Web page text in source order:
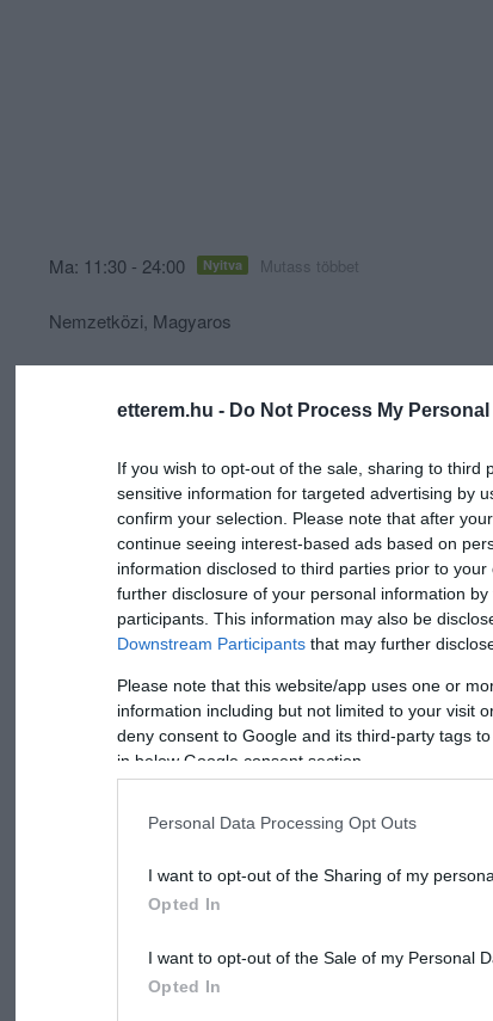
etterem.hu - Do Not Process My
If you wish to opt-out of the sale, sharing to third
sensitive information for targeted advertising by
confirm your selection. Please note that after
continue seeing interest-based ads based on
information disclosed to third parties prior to
further disclosure of your personal information
participants. This information may also be
Downstream Participants that may further
Please note that this website/app uses one or
information including but not limited to your visit
deny consent to Google and its third-party tags
in below Google consent section.
Personal Data Processing Opt Outs
I want to opt-out of the Sharing of my
Opted In
I want to opt-out of the Sale of my Personal
Opted In
Ma: 11:30 - 24:00 Nyitva Mutass többet
Nemzetközi, Magyaros
hétköznapok feszített ritmusából.